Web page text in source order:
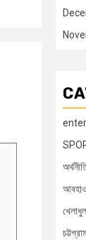
চট্টগ্রাম